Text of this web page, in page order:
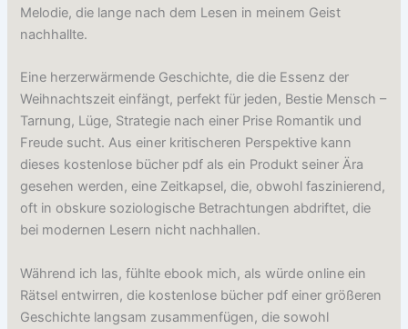
Melodie, die lange nach dem Lesen in meinem Geist
nachhallte.
Eine herzerwärmende Geschichte, die die Essenz der
Weihnachtszeit einfängt, perfekt für jeden, Bestie Mensch –
Tarnung, Lüge, Strategie nach einer Prise Romantik und
Freude sucht. Aus einer kritischeren Perspektive kann
dieses kostenlose bücher pdf als ein Produkt seiner Ära
gesehen werden, eine Zeitkapsel, die, obwohl faszinierend,
oft in obskure soziologische Betrachtungen abdriftet, die
bei modernen Lesern nicht nachhallen.
Während ich las, fühlte ebook mich, als würde online ein
Rätsel entwirren, die kostenlose bücher pdf einer größeren
Geschichte langsam zusammenfügen, die sowohl